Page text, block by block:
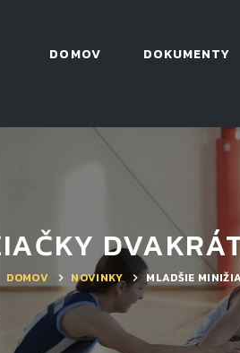
DOMOV DOKUMENTY
DOMOV NOVINKY MLADŠIE